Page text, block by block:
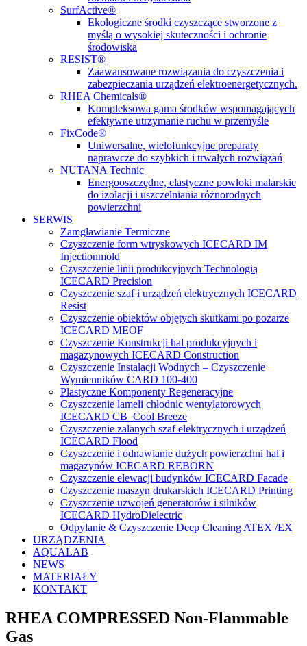
SurfActive®
Ekologiczne środki czyszczące stworzone z
myślą o wysokiej skuteczności i ochronie
środowiska
RESIST®
Zaawansowane rozwiązania do czyszczenia i
zabezpieczania urządzeń elektroenergetycznych.
RHEA Chemicals®
Kompleksowa gama środków wspomagających
efektywne utrzymanie ruchu w przemyśle
FixCode®
Uniwersalne, wielofunkcyjne preparaty
naprawcze do szybkich i trwałych rozwiązań
NUTANA Technic
Energooszczędne, elastyczne powłoki malarskie
do izolacji i uszczelniania różnorodnych
powierzchni
SERWIS
Zamgławianie Termiczne
Czyszczenie form wtryskowych ICECARD IM
Injectionmold
Czyszczenie linii produkcyjnych Technologią
ICECARD Precision
Czyszczenie szaf i urządzeń elektrycznych ICECARD
Resist
Czyszczenie obiektów objętych skutkami po pożarze
ICECARD MEOF
Czyszczenie Konstrukcji hal produkcyjnych i
magazynowych ICECARD Construction
Czyszczenie Instalacji Wodnych – Czyszczenie
Wymienników CARD 100-400
Plastyczne Komponenty Regeneracyjne
Czyszczenie lameli chłodnic wentylatorowych
ICECARD CB Cool Breeze
Czyszczenie zalanych szaf elektrycznych i urządzeń
ICECARD Flood
Czyszczenie i odnawianie dużych powierzchni hal i
magazynów ICECARD REBORN
Czyszczenie elewacji budynków ICECARD Facade
Czyszczenie maszyn drukarskich ICECARD Printing
Czyszczenie uzwojeń generatorów i silników
ICECARD HydroDielectric
Odpylanie & Czyszczenie Deep Cleaning ATEX /EX
URZĄDZENIA
AQUALAB
NEWS
MATERIAŁY
KONTAKT
RHEA COMPRESSED Non-Flammable
Gas